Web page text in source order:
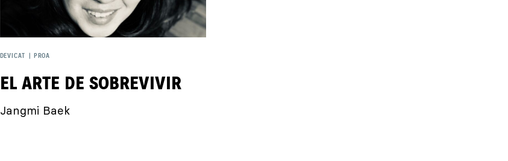
DEVICAT PROA
EL ARTE DE SOBREVIVIR
Jangmi Baek